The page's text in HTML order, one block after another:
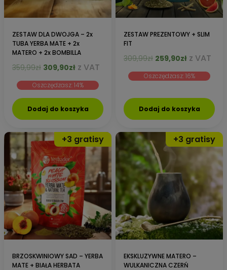
ZESTAW DLA DWOJGA – 2x
TUBA YERBA MATE + 2x
MATERO + 2x BOMBILLA
359,99zł Pierwotna
wynosiła:
359,99zł.
309,90złAktualna
wynosi:
309,90zł.
z VAT
Oszczędzasz: 14%
Dodaj do koszyka
ZESTAW PREZENTOWY + SLIM
FIT
309,99zł Pierwotna
wynosiła:
259,90złAktualna
wynosi:
z VAT
Oszczędzasz: 16%
Dodaj do koszyka
BRZOSKWINIOWY SAD – YERBA
MATE + BIAŁA HERBATA
EKSKLUZYWNE MATERO –
WULKANICZNA CZERŃ